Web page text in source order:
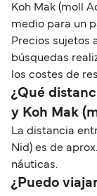
Koh Mak (moll
medio para un
Precios sujetos
búsquedas
los costes de
¿Qué
y Koh Mak
La distancia
Nid) es de
náuticas.
¿Puedo